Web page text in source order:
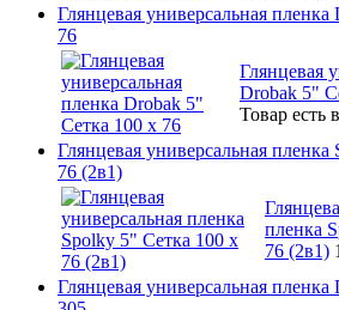
Глянцевая универсальная
76
Глянцевая
Drobak 5"
Товар есть
Глянцевая универсальная
76 (2в1)
пленка
76 (2в1)
Глянцевая универсальная